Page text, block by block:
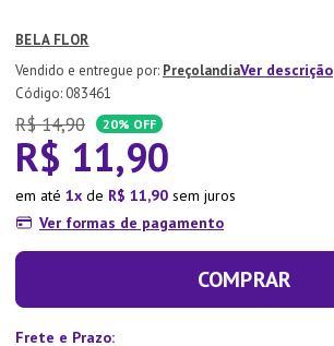
BELA FLOR
PreçolandiaVer descrição
: 083461
R$ 14,90 20% OFF
R$ 11,90
em até 1 de R$ 11,90 sem juros
Ver formas de pagamento
COMPRAR